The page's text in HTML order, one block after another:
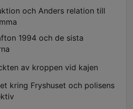
och Anders relation till
1994 och de sista
av kroppen vid kajen
kring Fryshuset och polisens